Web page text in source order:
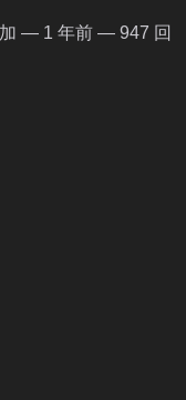
— 1 年前 — 947 回